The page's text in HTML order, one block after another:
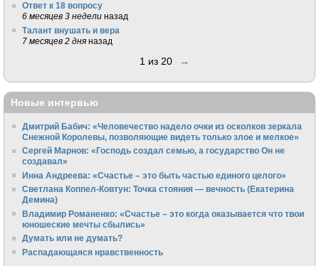
Ответ к 18 вопросу
6 месяцев 3 недели назад
Талант внушать и вера
7 месяцев 2 дня назад
1 из 20 →
Новые интервью
Дмитрий Бабич: «Человечество надело очки из осколков зеркала
Снежной Королевы, позволяющие видеть только злое и мелкое»
Сергей Марнов: «Господь создал семью, а государство Он не
создавал»
Инна Андреева: «Счастье – это быть частью единого целого»
Светлана Коппел-Ковтун: Точка стояния — вечность (Екатерина
Демина)
Владимир Романенко: «Счастье – это когда оказывается что твои
юношеские мечты сбылись»
Думать или не думать?
Распадающаяся нравственность